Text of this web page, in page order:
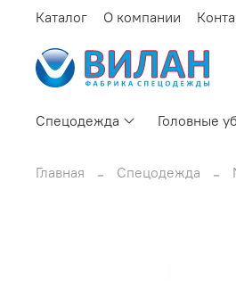
Каталог О компании
Спецодежда Головные
Главная Спецодежда